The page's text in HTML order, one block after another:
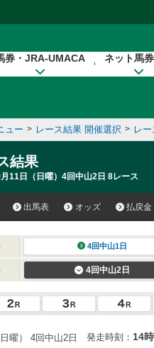
券・JRA-UMACA ネット馬
ュー > レース結果 開催選択 > レ
結果
11日（日曜）4回中山2日 8レース
出馬表 オッズ 払戻金
4回中山1日
4回中山2日
曜） 4回中山2日 発走時刻： 14